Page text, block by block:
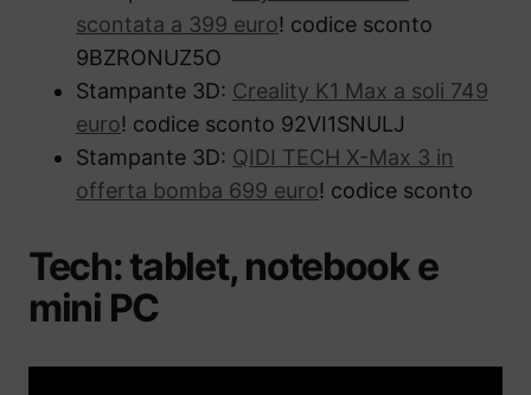
scontata a 399 euro! codice sconto
9BZRONUZ5O
Stampante 3D: Creality K1 Max a soli 749
euro! codice sconto 92VI1SNULJ
Stampante 3D: QIDI TECH X-Max 3 in
offerta bomba 699 euro! codice sconto
Tech: tablet, notebook e
mini PC